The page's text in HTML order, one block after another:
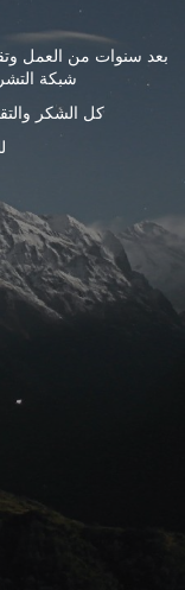
بعد سنوات من العمل
شبكة
كل الشكر